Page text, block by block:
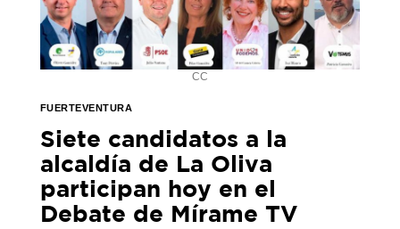
CC
FUERTEVENTURA
Siete candidatos a la
alcaldía de La Oliva
participan hoy en el
Debate de Mírame TV